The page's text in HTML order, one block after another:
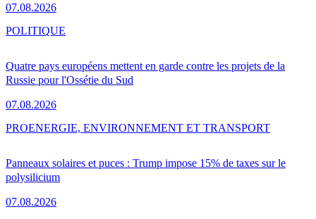
07.08.2026
Quatre pays européens mettent en garde contre les projets de la
Russie pour l'Ossétie du Sud
07.08.2026
POLITIQUE
Panneaux solaires et puces : Trump impose 15% de taxes sur le
polysilicium
07.08.2026
PROENERGIE, ENVIRONNEMENT ET TRANSPORT